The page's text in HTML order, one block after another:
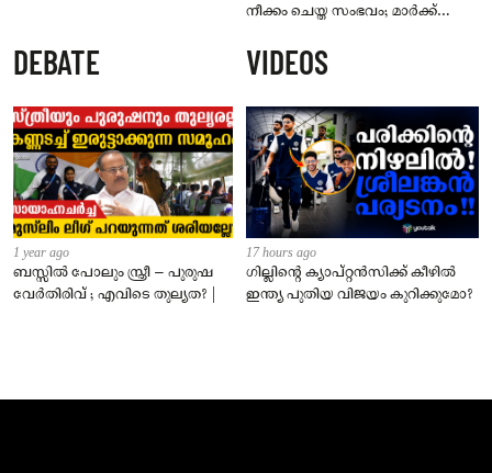
നീക്കം ചെയ്ത സംഭവം; മാർക്ക്
മെറ്റയ്ക്ക് പാർലമെന്ററി സമിതിയുടെ
മുന്നറിയിപ്പ്
DEBATE
1 year ago
ബസ്സിൽ പോലും സ്ത്രീ – പുരുഷ
വേർതിരിവ് ; എവിടെ തുല്യത? |
VIDEOS
17 hours ago
ഗില്ലിന്റെ ക്യാപ്റ്റന്‍സിക്ക് കീഴില്‍
ഇന്ത്യ പുതിയ വിജയം കുറിക്കുമോ?